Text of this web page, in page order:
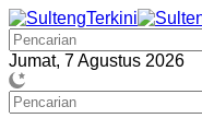
Langsung
ke
konten
Jumat, 7 Agustus 2026